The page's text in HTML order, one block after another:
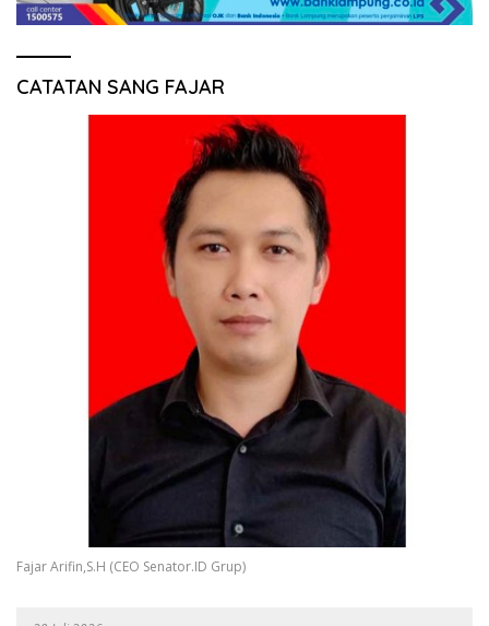
CATATAN SANG FAJAR
Fajar Arifin,S.H (CEO Senator.ID Grup)